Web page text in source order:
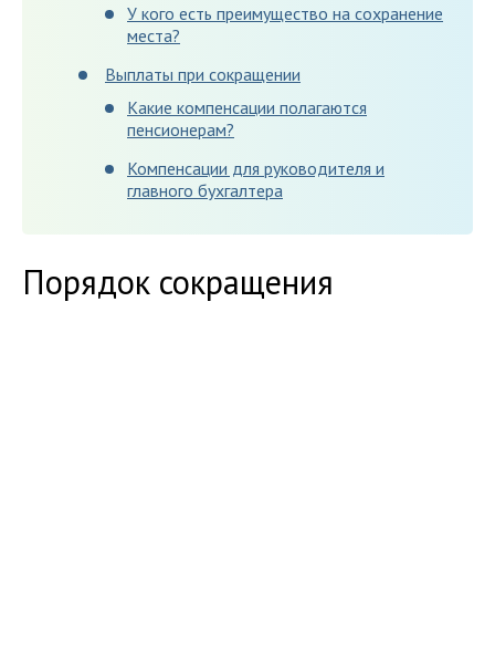
У кого есть преимущество на сохранение
места?
Выплаты при сокращении
Какие компенсации полагаются
пенсионерам?
Компенсации для руководителя и
главного бухгалтера
Порядок сокращения